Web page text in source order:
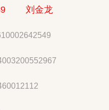
刘金龙